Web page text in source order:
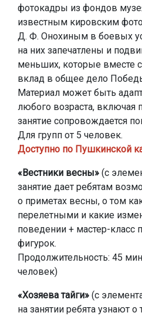
фотокадры из фондов
известным кировским
Д. Ф. Онохиным в боевых
на них запечатлены и
меньших, которые вместе
вклад в общее дело
Материал может быть
любого возраста, включая
занятие сопровождается
Для групп от 5 человек.
Доступно по Пушкинской
«Вестники весны» (с
занятие дает ребятам
о приметах весны, о том
перелетными и какие
поведении + мастер-класс
фигурок.
Продолжительность: 45
человек)
«Хозяева тайги» (с
на занятии ребята узнают